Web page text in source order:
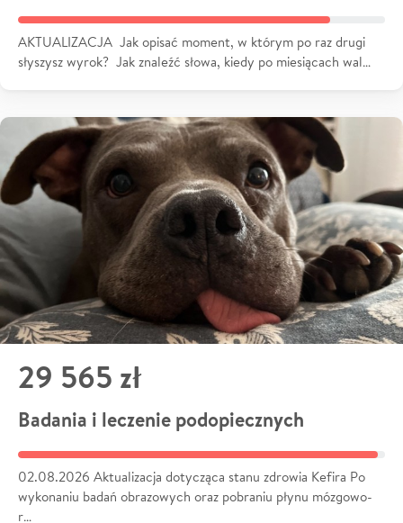
AKTUALIZACJA Jak opisać moment, w którym po raz drugi
słyszysz wyrok? Jak znaleźć słowa, kiedy po miesiącach wal…
29 565 zł
Badania i leczenie podopiecznych
02.08.2026 Aktualizacja dotycząca stanu zdrowia Kefira Po
wykonaniu badań obrazowych oraz pobraniu płynu mózgowo-
r…